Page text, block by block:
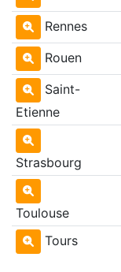
Rennes
Rouen
Saint-
Etienne
Strasbourg
Toulouse
Tours